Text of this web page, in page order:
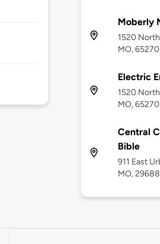
Moberly
1520
MO, 65270
Electric
1520
MO, 65270
Central
Bible
911 East
MO, 29688